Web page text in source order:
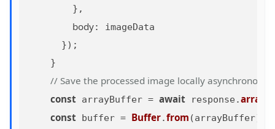
        },
body: imageData
      });
    }
// Save the processed image locally asynchronously
const arrayBuffer = await response.
const buffer = Buffer.from (arrayBuffer);